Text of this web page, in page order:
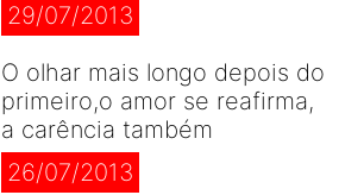
29/07/2013
O olhar mais longo depois do
primeiro,o amor se reafirma,
a carência também
26/07/2013